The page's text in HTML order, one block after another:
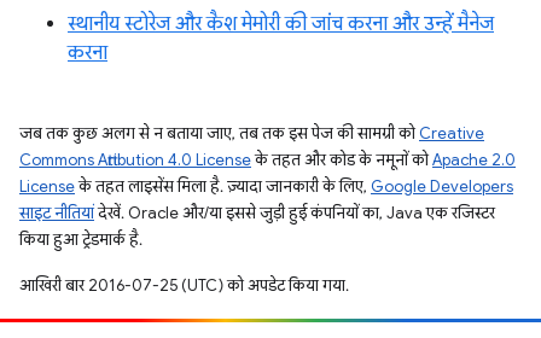
स्थानीय स्टोरेज और कैश मेमोरी की जांच करना और उन्हें मैनेज
करना
जब तक कुछ अलग से न बताया जाए, तब तक इस पेज की सामग्री कोCreative
Commons Attribution 4.0 Licenseके तहत और कोड के नमूनों कोApache 2.0
Licenseके तहत लाइसेंस मिला है. ज़्यादा जानकारी के लिए, Google Developers
साइट नीतियांदेखें. Oracle और/या इससे जुड़ी हुई कंपनियों का, Java एक रजिस्टर
किया हुआ ट्रेडमार्क है.
आखिरी बार 2016-07-25 (UTC) को अपडेट किया गया.